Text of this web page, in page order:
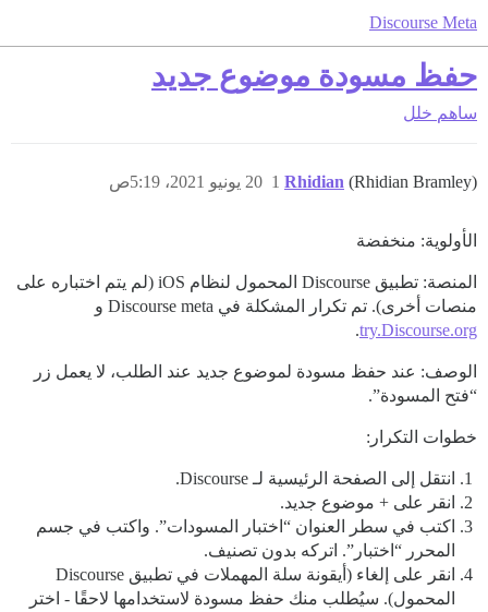
Discourse Meta
حفظ مسودة موضوع جديد
ساهم خلل
Rhidian (Rhidian Bramley) 20 يونيو 2021، 5:19ص 1
الأولوية: منخفضة
المنصة: تطبيق Discourse المحمول لنظام iOS (لم يتم اختباره على
منصات أخرى). تم تكرار المشكلة في Discourse meta و
try.Discourse.org
.
الوصف: عند حفظ مسودة لموضوع جديد عند الطلب، لا يعمل زر
“فتح المسودة”.
خطوات التكرار:
انتقل إلى الصفحة الرئيسية لـ Discourse.
انقر على + موضوع جديد.
اكتب في سطر العنوان “اختبار المسودات”. واكتب في جسم
المحرر “اختبار”. اتركه بدون تصنيف.
انقر على إلغاء (أيقونة سلة المهملات في تطبيق Discourse
المحمول). سيُطلب منك حفظ مسودة لاستخدامها لاحقًا - اختر